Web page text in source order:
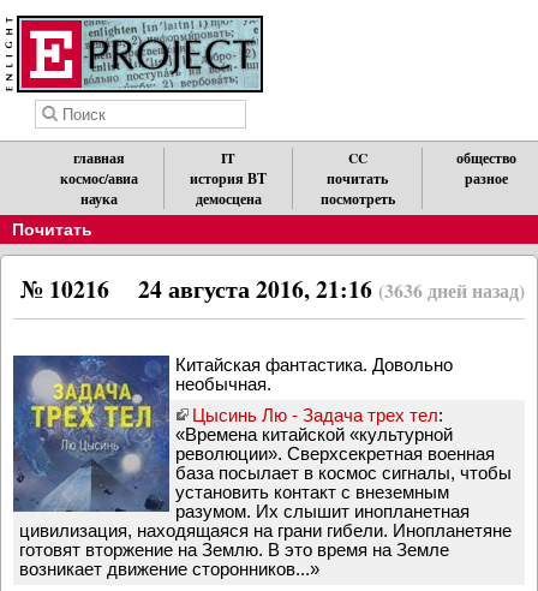
главная
космос/авиа
наука
IT
история ВТ
демосцена
CC
почитать
посмотреть
общество
разное
Почитать
24 августа 2016, 21:16 (3636 дней назад)
№ 10216
Китайская фантастика. Довольно
необычная.
Цысинь Лю - Задача трех тел:
«Времена китайской «культурной
революции». Сверхсекретная военная
база посылает в космос сигналы, чтобы
установить контакт с внеземным
разумом. Их слышит инопланетная
цивилизация, находящаяся на грани гибели. Инопланетяне
готовят вторжение на Землю. В это время на Земле
возникает движение сторонников...»